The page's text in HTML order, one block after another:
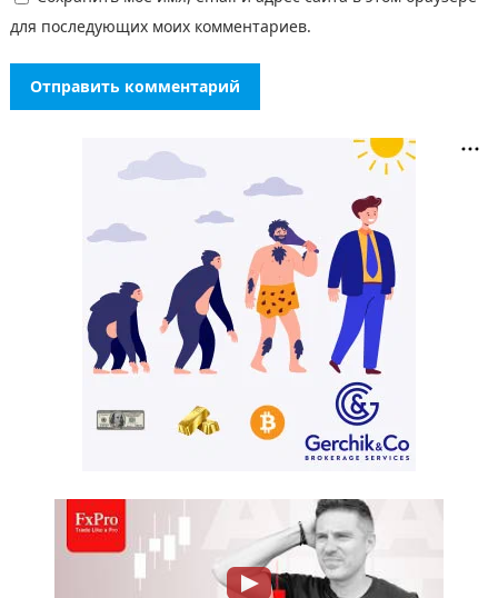
для последующих моих комментариев.